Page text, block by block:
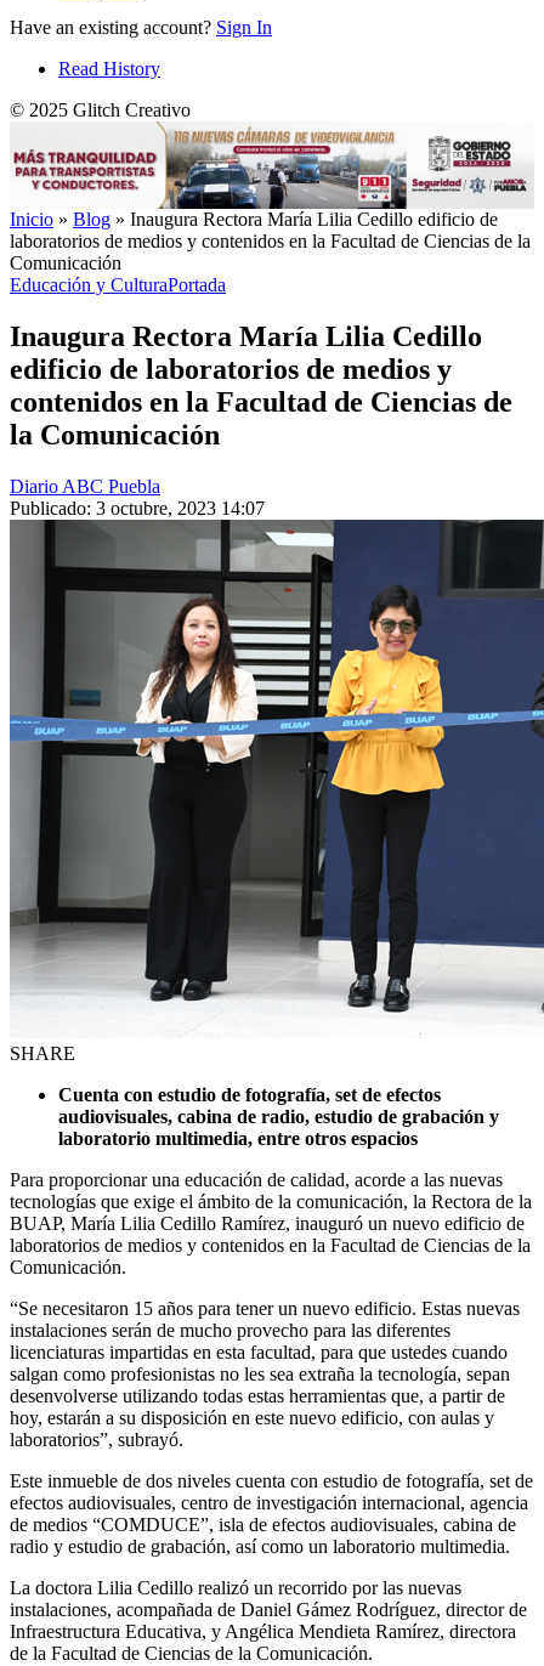
Have an existing account? Sign In
Read History
© 2025 Glitch Creativo
Inicio » Blog » Inaugura Rectora María Lilia Cedillo edificio de
laboratorios de medios y contenidos en la Facultad de Ciencias de la
Comunicación
Educación y CulturaPortada
Inaugura Rectora María Lilia Cedillo
edificio de laboratorios de medios y
contenidos en la Facultad de Ciencias de
la Comunicación
Diario ABC Puebla
Publicado: 3 octubre, 2023 14:07
SHARE
Cuenta con estudio de fotografía, set de efectos
audiovisuales, cabina de radio, estudio de grabación y
laboratorio multimedia, entre otros espacios
Para proporcionar una educación de calidad, acorde a las nuevas
tecnologías que exige el ámbito de la comunicación, la Rectora de la
BUAP, María Lilia Cedillo Ramírez, inauguró un nuevo edificio de
laboratorios de medios y contenidos en la Facultad de Ciencias de la
Comunicación.
“Se necesitaron 15 años para tener un nuevo edificio. Estas nuevas
instalaciones serán de mucho provecho para las diferentes
licenciaturas impartidas en esta facultad, para que ustedes cuando
salgan como profesionistas no les sea extraña la tecnología, sepan
desenvolverse utilizando todas estas herramientas que, a partir de
hoy, estarán a su disposición en este nuevo edificio, con aulas y
laboratorios”, subrayó.
Este inmueble de dos niveles cuenta con estudio de fotografía, set de
efectos audiovisuales, centro de investigación internacional, agencia
de medios “COMDUCE”, isla de efectos audiovisuales, cabina de
radio y estudio de grabación, así como un laboratorio multimedia.
La doctora Lilia Cedillo realizó un recorrido por las nuevas
instalaciones, acompañada de Daniel Gámez Rodríguez, director de
Infraestructura Educativa, y Angélica Mendieta Ramírez, directora
de la Facultad de Ciencias de la Comunicación.